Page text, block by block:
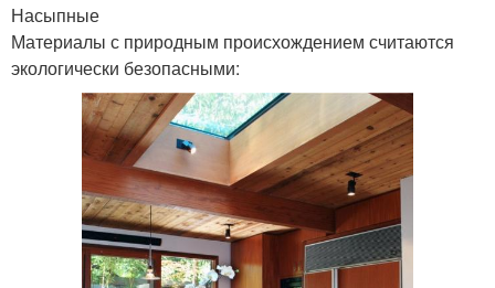
Насыпные
Материалы с природным происхождением считаются
экологически безопасными: